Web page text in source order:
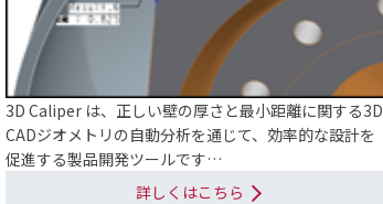
3D Caliper は、正しい壁の厚さと最小距離に関する3D
CADジオメトリの自動分析を通じて、効率的な設計を
促進する製品開発ツールです…
詳しくはこちら